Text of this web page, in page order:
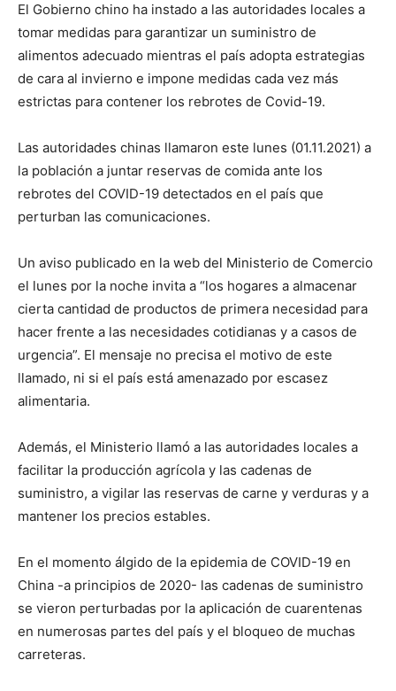
El Gobierno chino ha instado a las autoridades locales a
tomar medidas para garantizar un suministro de
alimentos adecuado mientras el país adopta estrategias
de cara al invierno e impone medidas cada vez más
estrictas para contener los rebrotes de Covid-19.
Las autoridades chinas llamaron este lunes (01.11.2021) a
la población a juntar reservas de comida ante los
rebrotes del COVID-19 detectados en el país que
perturban las comunicaciones.
Un aviso publicado en la web del Ministerio de Comercio
el lunes por la noche invita a “los hogares a almacenar
cierta cantidad de productos de primera necesidad para
hacer frente a las necesidades cotidianas y a casos de
urgencia”. El mensaje no precisa el motivo de este
llamado, ni si el país está amenazado por escasez
alimentaria.
Además, el Ministerio llamó a las autoridades locales a
facilitar la producción agrícola y las cadenas de
suministro, a vigilar las reservas de carne y verduras y a
mantener los precios estables.
En el momento álgido de la epidemia de COVID-19 en
China -a principios de 2020- las cadenas de suministro
se vieron perturbadas por la aplicación de cuarentenas
en numerosas partes del país y el bloqueo de muchas
carreteras.